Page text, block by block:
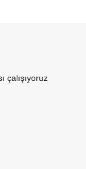
çalışıyoruz